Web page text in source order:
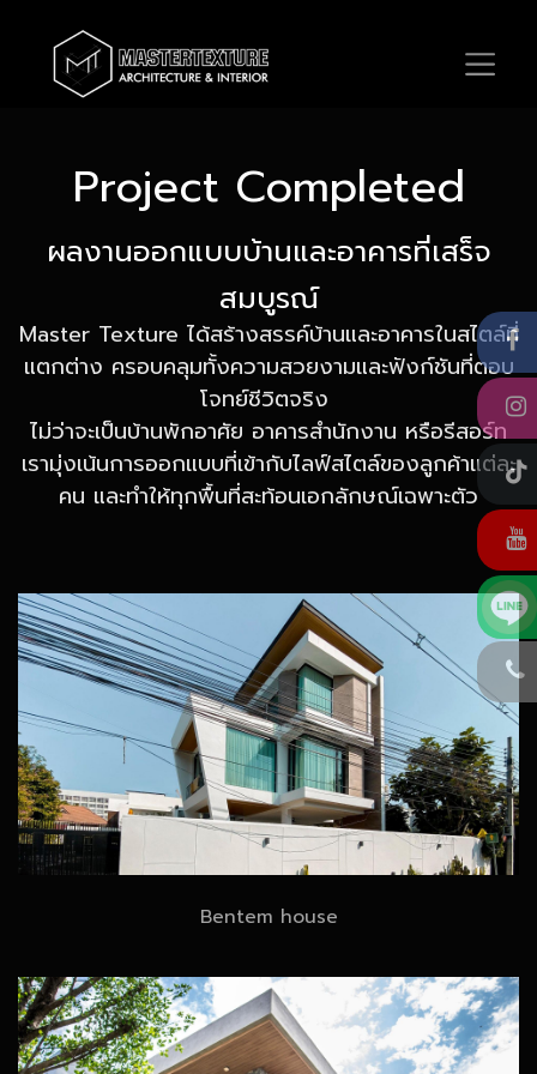
Project Completed
ผลงานออกแบบบ้านและอาคารที่เสร็จ
สมบูรณ์
Master Texture ได้สร้างสรรค์บ้านและอาคารในสไตล์ที่
แตกต่าง ครอบคลุมทั้งความสวยงามและฟังก์ชันที่ตอบ
โจทย์ชีวิตจริง
ไม่ว่าจะเป็นบ้านพักอาศัย อาคารสำนักงาน หรือรีสอร์ท
เรามุ่งเน้นการออกแบบที่เข้ากับไลฟ์สไตล์ของลูกค้าแต่ละ
คน และทำให้ทุกพื้นที่สะท้อนเอกลักษณ์เฉพาะตัว
Bentem house